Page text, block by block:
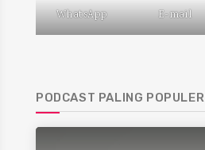
WhatsApp E-mail
PODCAST PALING POPULER